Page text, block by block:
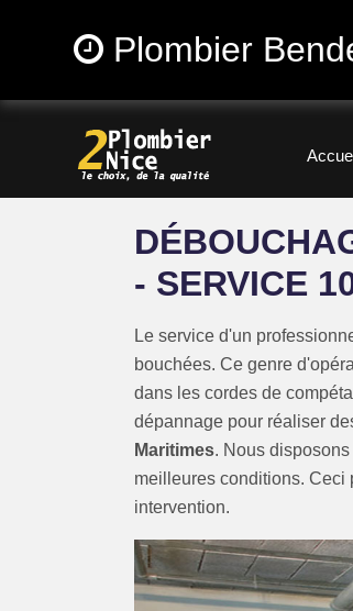
Plombier
- SERVICE
Le service d'un
bouchées. Ce genre
dans les cordes de
dépannage pour réaliser
Maritimes. Nous
meilleures conditions. Ceci
intervention.